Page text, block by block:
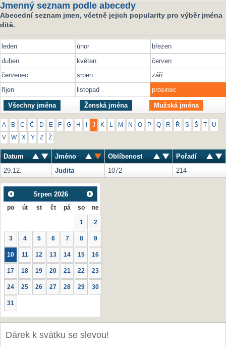
Jmenný seznam podle abecedy
Abecední seznam jmen, včetně jejich popularity pro výběr jména
dítě.
leden únor
březen
duben
květen
červen
červenec
srpen
září
říjen
listopad prosinec
Všechny jména Ženská jména Mužská jména
A B C Č D E F G H J K M N O P Q R Ř S Š U
V W X Y Z Ž
Datum Jméno Oblíbenost
Pořadí
29.12.
Judita 1072 214
Srpen 2026
po út st čt pá so ne
1 2
3 4 5 6 7 8 9
10 11 12 13 14 15 16
17 18 19 20 21 22 23
24 25 26 27 28 29 30
31
Dárek k svátku se slevou!